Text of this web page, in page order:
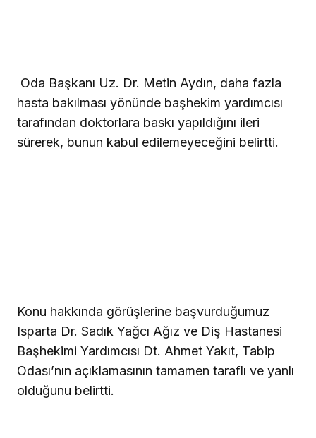
Oda Başkanı Uz. Dr. Metin Aydın, daha fazla
hasta bakılması yönünde başhekim yardımcısı
tarafından doktorlara baskı yapıldığını ileri
sürerek, bunun kabul edilemeyeceğini belirtti.
Konu hakkında görüşlerine başvurduğumuz
Isparta Dr. Sadık Yağcı Ağız ve Diş Hastanesi
Başhekimi Yardımcısı Dt. Ahmet Yakıt, Tabip
Odası’nın açıklamasının tamamen taraflı ve yanlı
olduğunu belirtti.